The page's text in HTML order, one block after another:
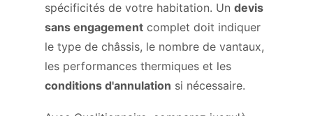
spécificités de votre habitation. Un devis
sans engagement complet doit indiquer
le type de châssis, le nombre de vantaux,
les performances thermiques et les
conditions d'annulation si nécessaire.